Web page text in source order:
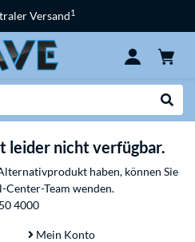
Versand1
leider nicht verfügbar.
haben, können Sie
Center-Team wenden.
4000
Mein Konto